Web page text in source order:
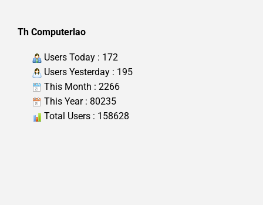
Th Computerlao
Users Today : 172
Users Yesterday : 195
This Month : 2266
This Year : 80235
Total Users : 158628